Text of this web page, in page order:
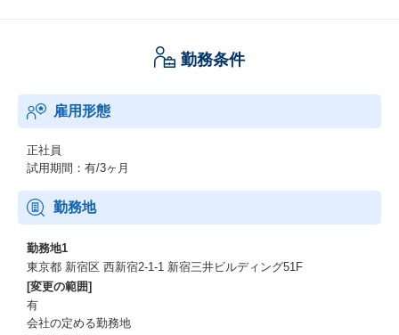
勤務条件
雇用形態
正社員
試用期間：有/3ヶ月
勤務地
勤務地1
東京都 新宿区 西新宿2-1-1 新宿三井ビルディング51F
[変更の範囲]
有
会社の定める勤務地